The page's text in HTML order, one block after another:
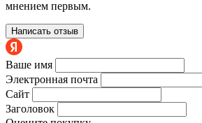
мнением первым.
Написать отзыв
Ваше имя
Электронная почта
Сайт
Заголовок